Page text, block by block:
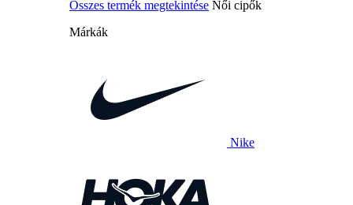
Összes termék megtekintése Női cipők
Márkák
Nike